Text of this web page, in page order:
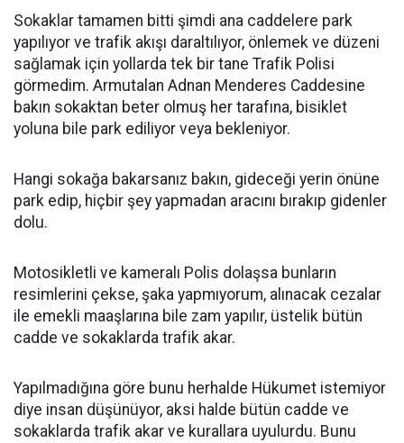
Sokaklar tamamen bitti şimdi ana caddelere park
yapılıyor ve trafik akışı daraltılıyor, önlemek ve düzeni
sağlamak için yollarda tek bir tane Trafik Polisi
görmedim. Armutalan Adnan Menderes Caddesine
bakın sokaktan beter olmuş her tarafına, bisiklet
yoluna bile park ediliyor veya bekleniyor.
Hangi sokağa bakarsanız bakın, gideceği yerin önüne
park edip, hiçbir şey yapmadan aracını bırakıp gidenler
dolu.
Motosikletli ve kameralı Polis dolaşsa bunların
resimlerini çekse, şaka yapmıyorum, alınacak cezalar
ile emekli maaşlarına bile zam yapılır, üstelik bütün
cadde ve sokaklarda trafik akar.
Yapılmadığına göre bunu herhalde Hükumet istemiyor
diye insan düşünüyor, aksi halde bütün cadde ve
sokaklarda trafik akar ve kurallara uyulurdu. Bunu